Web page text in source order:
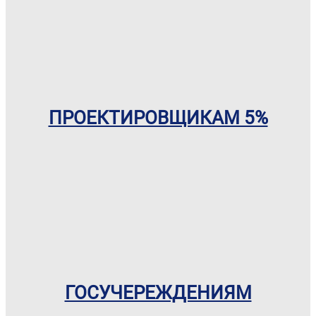
ПРОЕКТИРОВЩИКАМ 5%
ГОСУЧЕРЕЖДЕНИЯМ